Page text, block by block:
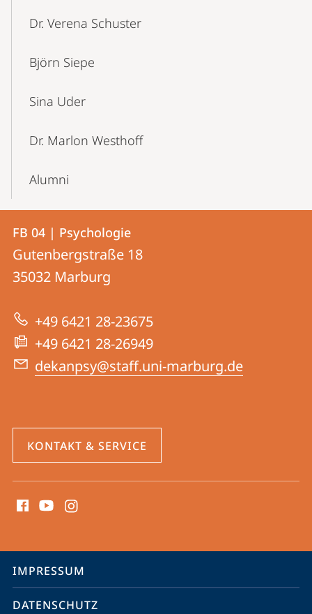
Dr. Verena Schuster
Björn Siepe
Sina Uder
Dr. Marlon Westhoff
Alumni
Kontakt
und
Informationen
zur
Website
Kontaktinformationen
FB
04
Psychologie
FB 04 | Psychologie
Gutenbergstraße 18
35032 Marburg
+49 6421 28-23675
+49 6421 28-26949
dekanpsy@staff.uni-marburg.de
KONTAKT & SERVICE
Media
Service-
Navigation
IMPRESSUM
DATENSCHUTZ